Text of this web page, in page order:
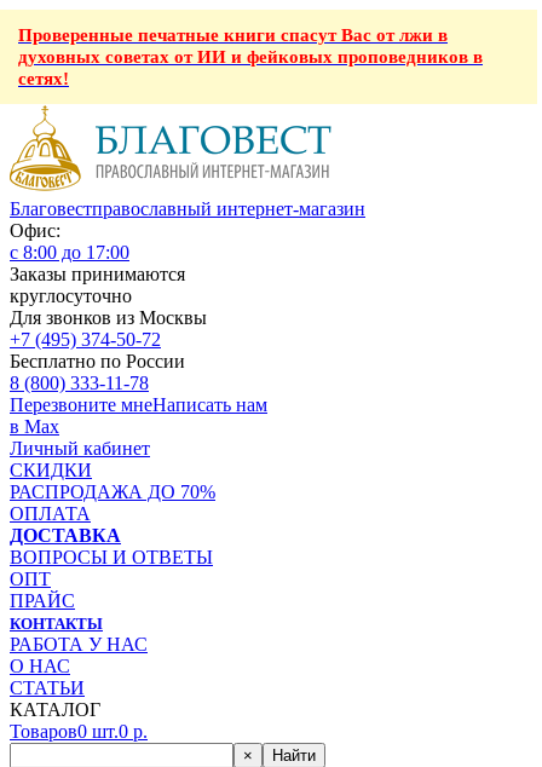
Проверенные печатные книги спасут Вас от лжи в
духовных советах от ИИ и фейковых проповедников в
сетях!
Благовестправославный интернет-магазин
Офис:
с 8:00 до 17:00
Заказы принимаются
круглосуточно
Для звонков из Москвы
+7 (495) 374-50-72
Бесплатно по России
8 (800) 333-11-78
Перезвоните мнеНаписать нам
в Max
Личный кабинет
СКИДКИ
РАСПРОДАЖА ДО 70%
ОПЛАТА
ДОСТАВКА
ВОПРОСЫ И ОТВЕТЫ
ОПТ
ПРАЙС
КОНТАКТЫ
РАБОТА У НАС
О НАС
СТАТЬИ
КАТАЛОГ
Товаров0 шт.0 р.
× Найти